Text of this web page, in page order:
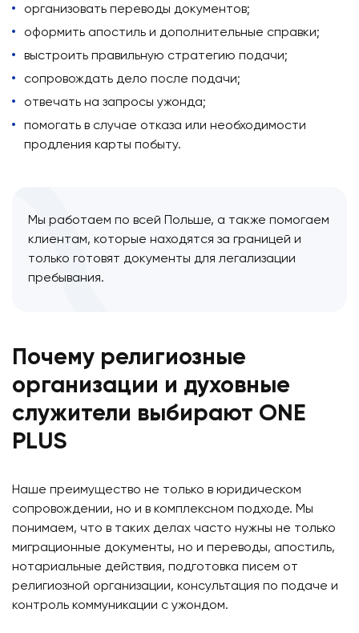
организовать переводы документов;
оформить апостиль и дополнительные справки;
выстроить правильную стратегию подачи;
сопровождать дело после подачи;
отвечать на запросы ужонда;
помогать в случае отказа или необходимости
продления карты побыту.
Мы работаем по всей Польше, а также помогаем
клиентам, которые находятся за границей и
только готовят документы для легализации
пребывания.
Почему религиозные
организации и духовные
служители выбирают ONE
PLUS
Наше преимущество не только в юридическом
сопровождении, но и в комплексном подходе. Мы
понимаем, что в таких делах часто нужны не только
миграционные документы, но и переводы, апостиль,
нотариальные действия, подготовка писем от
религиозной организации, консультация по подаче и
контроль коммуникации с ужондом.